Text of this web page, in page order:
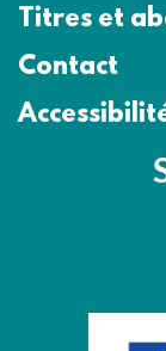
Titres et
Contact